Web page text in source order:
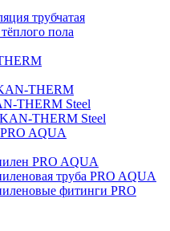
трубчатая
пола
THERM
THERM Steel
THERM Steel
AQUA
PRO AQUA
труба PRO AQUA
фитинги PRO